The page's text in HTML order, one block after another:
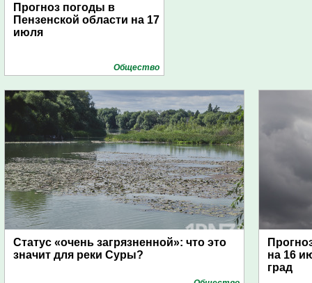
Прогноз погоды в
Пензенской области на 17
июля
Общество
Статус «очень загрязненной»: что это
значит для реки Суры?
на 16
град